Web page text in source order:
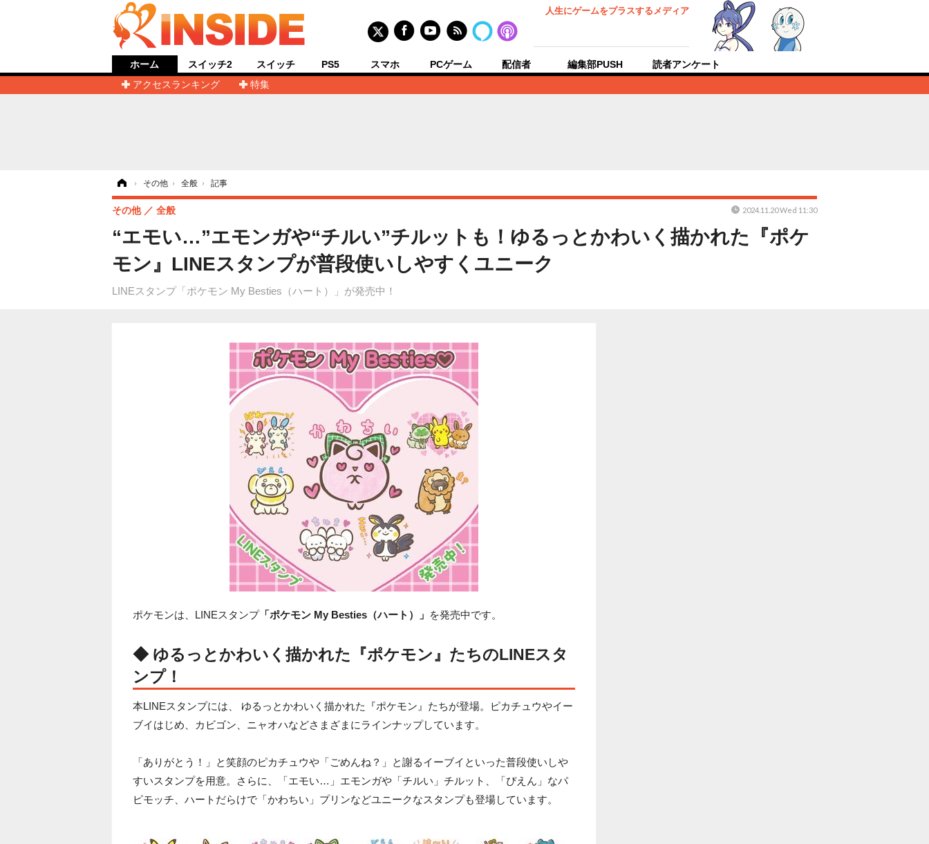
人生にゲームをプラスするメディア
ホーム
アクセスランキング
特集
スイッチ2 スイッチ PS5 スマホ PCゲーム 配信者 編集部PUSH 読者アンケート
› その他 › 全般 › 記事
“エモい…”エモンガや“チルい”チルットも！ゆるっとかわいく描かれた『ポケ
モン』LINEスタンプが普段使いしやすくユニーク
LINEスタンプ「ポケモン My Besties（ハート）」が発売中！
その他 全般 2024.11.20 Wed 11:30
ポケモンは、LINEスタンプ「ポケモン My Besties（ハート）」 を発売中です。
◆ ゆるっとかわいく描かれた『ポケモン』たちのLINEスタ
ンプ！
本LINEスタンプには、 ゆるっとかわいく描かれた『ポケモン』たちが登場。ピカチュウやイー
ブイはじめ、カビゴン、ニャオハなどさまざまにラインナップしています。
「ありがとう！」と笑顔のピカチュウや「ごめんね？」と謝るイーブイといった普段使いしや
すいスタンプを用意。さらに、「エモい…」エモンガや「チルい」チルット、「ぴえん」なパ
ピモッチ、ハートだらけで「かわちい」プリンなどユニークなスタンプも登場しています。